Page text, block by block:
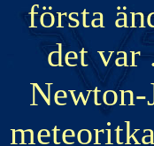
första
det var
Newton-